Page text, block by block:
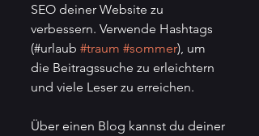
SEO deiner Website zu
verbessern. Verwende Hashtags
(#urlaub #traum #sommer), um
die Beitragssuche zu erleichtern
und viele Leser zu erreichen.
Über einen Blog kannst du deiner